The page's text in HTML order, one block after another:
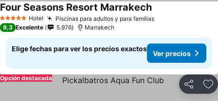
5 Estrellas Hotel Piscinas para adultos y para familias
Four Seasons Resort Marrakech
9,3 Excelente 5.976 Marrakech
Elige fechas para ver los precios exactos
Ver precios
Compartir
Opción destacada